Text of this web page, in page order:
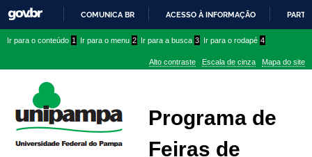
PARA
CONTEÚDO
COMUNICA BR ACESSO À INFORMAÇÃO
conteúdo
menu
superior
menu
Ir para o conteúdo 1 Ir para o menu 2 Ir para a busca 3 Ir para o rodapé 4
Alto contraste Escala de cinza Mapa do site
Programa de
Feiras de